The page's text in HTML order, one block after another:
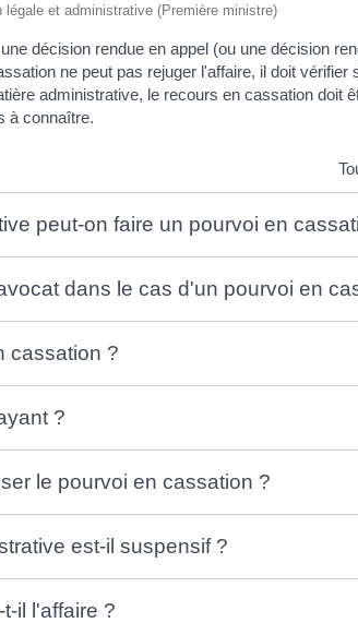
et administrative (Première ministre)
décision rendue en appel (ou une décision
ne peut pas rejuger l'affaire, il doit vérifier
administrative, le recours en cassation doit
à connaître.
peut-on faire un pourvoi en
dans le cas d'un pourvoi en
cassation ?
?
le pourvoi en cassation ?
est-il suspensif ?
il l'affaire ?